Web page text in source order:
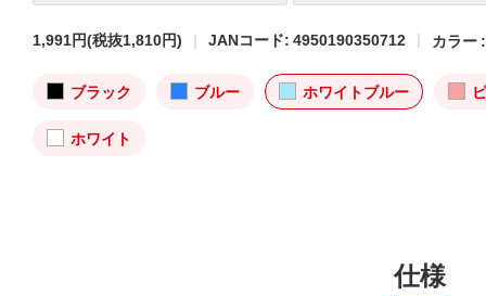
1,991円(税抜1,810円) JANコード: 4950190350712 カラー :
ブラック ブルー ホワイトブルー
ホワイト
仕様